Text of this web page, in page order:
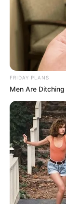
FRIDAY PLANS
Men Are